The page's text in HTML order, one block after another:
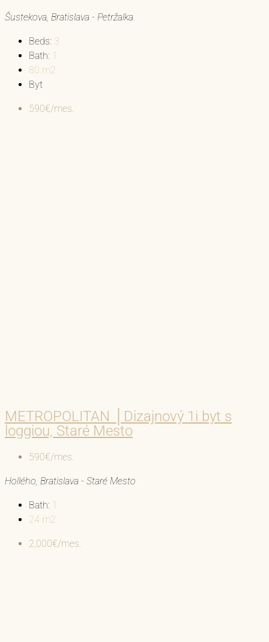
Šustekova, Bratislava - Petržalka
Beds: 3
Bath: 1
80 m2
Byt
590€/mes.
METROPOLITAN │Dizajnový 1i byt s
loggiou, Staré Mesto
590€/mes.
Hollého, Bratislava - Staré Mesto
Bath: 1
24 m2
2,000€/mes.